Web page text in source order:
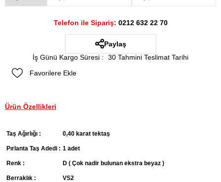
Telefon ile Sipariş: 0212 632 22 70
Paylaş
İş Günü Kargo Süresi :
30 Tahmini Teslimat Tarihi
Favorilere Ekle
Ürün Özellikleri
Taş Ağırlığı : 0,40 karat tektaş
Pırlanta Taş Adedi : 1 adet
Renk : D ( Çok nadir bulunan ekstra beyaz )
Berraklık : VS2